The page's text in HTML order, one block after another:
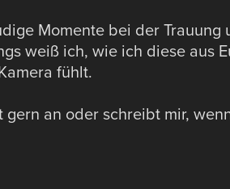
Momente bei der Trauung
weiß ich, wie ich diese aus
fühlt.
an oder schreibt mir,